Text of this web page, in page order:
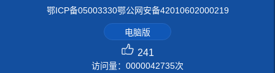
鄂ICP备05003330鄂公网安备42010602000219
电脑版
241
访问量： 0000042735次